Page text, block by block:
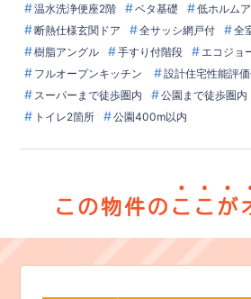
温水洗浄便座2階
ベタ基礎 低ホルム
断熱仕様玄関ドア
全サッシ網戸付
全
樹脂アングル
手すり付階段 エコジョ
フルオープンキッチン
設計住宅性能評
スーパーまで徒歩圏内
公園まで徒歩圏内
トイレ2箇所
公園400m以内